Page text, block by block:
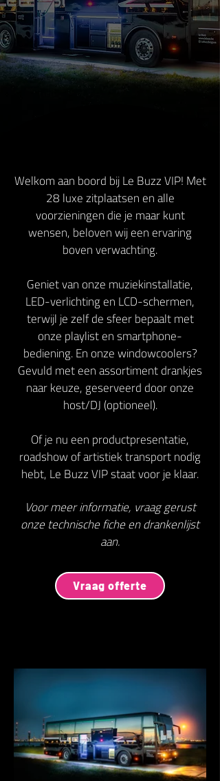
Welkom aan boord bij Le Buzz VIP! Met
28 luxe zitplaatsen en alle
voorzieningen die je maar kunt
wensen, beloven wij een ervaring
boven verwachting.
Geniet van onze muziekinstallatie,
LED-verlichting en LCD-schermen,
terwijl je zelf de sfeer bepaalt met
onze playlist en smartphone-
bediening. En onze windowcoolers?
Gevuld met een assortiment drankjes
naar keuze, geserveerd door onze
host/DJ (optioneel).
Of je nu een productpresentatie,
roadshow of artistiek transport nodig
hebt, Le Buzz VIP staat voor je klaar.
Voor meer informatie, vraag gerust
onze technische fiche en drankenlijst
aan.
Vraag offerte